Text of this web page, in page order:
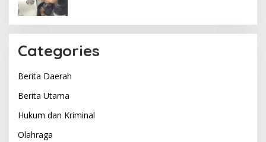
Categories
Berita Daerah
Berita Utama
Hukum dan Kriminal
Olahraga